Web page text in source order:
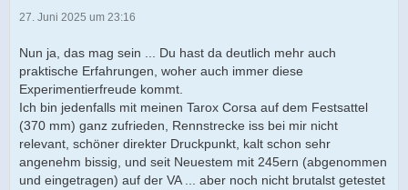
27. Juni 2025 um 23:16
Nun ja, das mag sein ... Du hast da deutlich mehr auch
praktische Erfahrungen, woher auch immer diese
Experimentierfreude kommt.
Ich bin jedenfalls mit meinen Tarox Corsa auf dem Festsattel
(370 mm) ganz zufrieden, Rennstrecke iss bei mir nicht
relevant, schöner direkter Druckpunkt, kalt schon sehr
angenehm bissig, und seit Neuestem mit 245ern (abgenommen
und eingetragen) auf der VA ... aber noch nicht brutalst getestet